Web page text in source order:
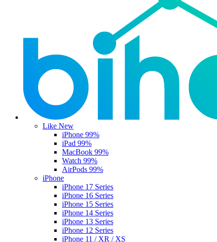
Like New
iPhone 99%
iPad 99%
MacBook 99%
Watch 99%
AirPods 99%
iPhone
iPhone 17 Series
iPhone 16 Series
iPhone 15 Series
iPhone 14 Series
iPhone 13 Series
iPhone 12 Series
iPhone 11 / XR / XS